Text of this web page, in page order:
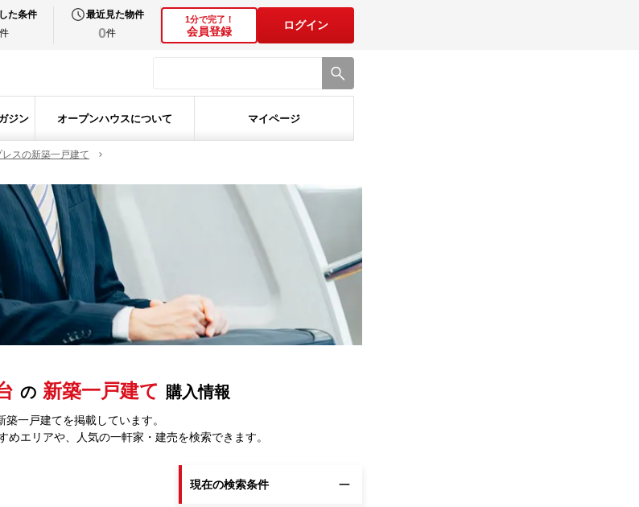
た条件
件
最近見た物件
0件
1分で完了！
会員登録
ログイン
ジン オープンハウスについて マイページ
スの新築一戸建て
の 新築一戸建て 購入情報
一戸建てを掲載しています。
エリアや、人気の一軒家・建売を検索できます。
現在の検索条件